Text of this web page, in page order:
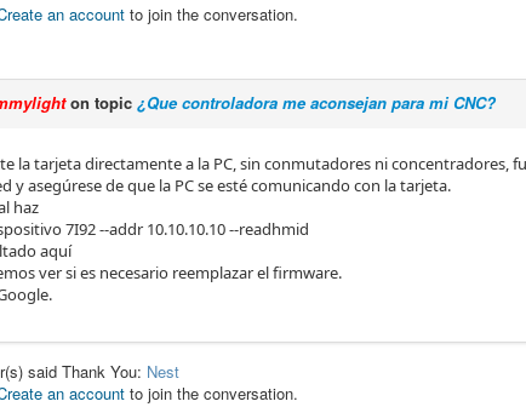
an account to join the conversation.
on topic ¿Que controladora me aconsejan para mi CNC?
la tarjeta directamente a la PC, sin conmutadores ni concentradores,
y asegúrese de que la PC se esté comunicando con la tarjeta.
haz
7I92 --addr 10.10.10.10 --readhmid
aquí
ver si es necesario reemplazar el firmware.
said Thank You: Nest
an account to join the conversation.